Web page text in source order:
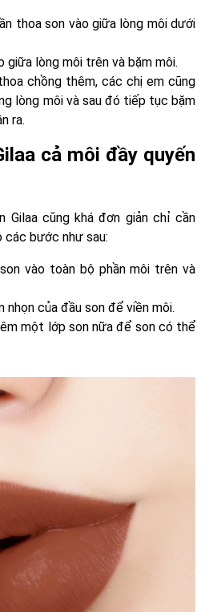
thoa son vào giữa lòng môi dưới
giữa lòng môi trên và bặm môi.
chồng thêm, các chị em cũng
lòng môi và sau đó tiếp tục bặm
ra.
cả môi đầy quyến
Gilaa cũng khá đơn giản chỉ cần
bước như sau:
vào toàn bộ phần môi trên và
nhọn của đầu son để viền môi.
một lớp son nữa để son có thể